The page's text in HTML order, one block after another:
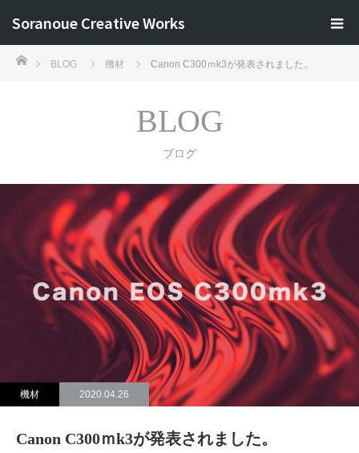
Soranoue Creative Works
ホームBLOG 機材 Canon C300ｍk3が発表されました。
BLOG
ブログ
機材 2020.04.26
Canon C300ｍk3が発表されました。